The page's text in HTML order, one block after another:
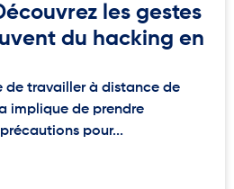
les gestes
du hacking en
de travailler à distance de
implique de prendre
pour...